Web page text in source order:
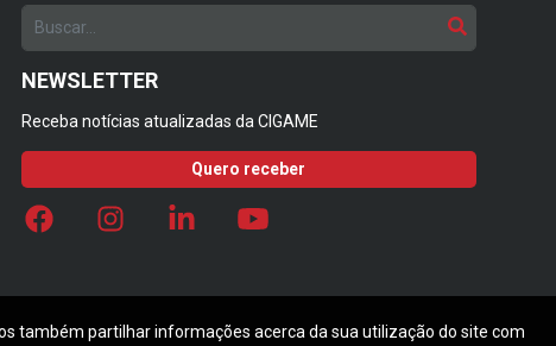
NEWSLETTER
Receba notícias atualizadas da CIGAME
Quero receber
também partilhar informações acerca da sua utilização do site com